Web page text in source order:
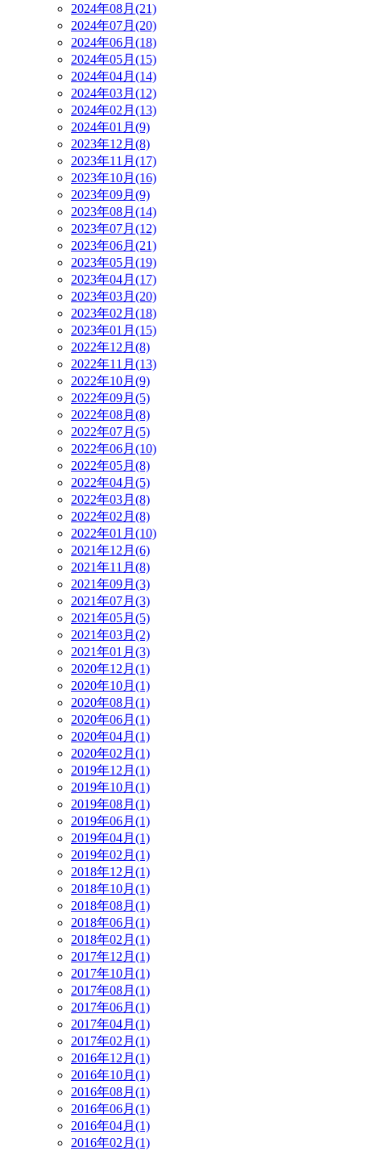
2024年08月(21)
2024年07月(20)
2024年06月(18)
2024年05月(15)
2024年04月(14)
2024年03月(12)
2024年02月(13)
2024年01月(9)
2023年12月(8)
2023年11月(17)
2023年10月(16)
2023年09月(9)
2023年08月(14)
2023年07月(12)
2023年06月(21)
2023年05月(19)
2023年04月(17)
2023年03月(20)
2023年02月(18)
2023年01月(15)
2022年12月(8)
2022年11月(13)
2022年10月(9)
2022年09月(5)
2022年08月(8)
2022年07月(5)
2022年06月(10)
2022年05月(8)
2022年04月(5)
2022年03月(8)
2022年02月(8)
2022年01月(10)
2021年12月(6)
2021年11月(8)
2021年09月(3)
2021年07月(3)
2021年05月(5)
2021年03月(2)
2021年01月(3)
2020年12月(1)
2020年10月(1)
2020年08月(1)
2020年06月(1)
2020年04月(1)
2020年02月(1)
2019年12月(1)
2019年10月(1)
2019年08月(1)
2019年06月(1)
2019年04月(1)
2019年02月(1)
2018年12月(1)
2018年10月(1)
2018年08月(1)
2018年06月(1)
2018年02月(1)
2017年12月(1)
2017年10月(1)
2017年08月(1)
2017年06月(1)
2017年04月(1)
2017年02月(1)
2016年12月(1)
2016年10月(1)
2016年08月(1)
2016年06月(1)
2016年04月(1)
2016年02月(1)